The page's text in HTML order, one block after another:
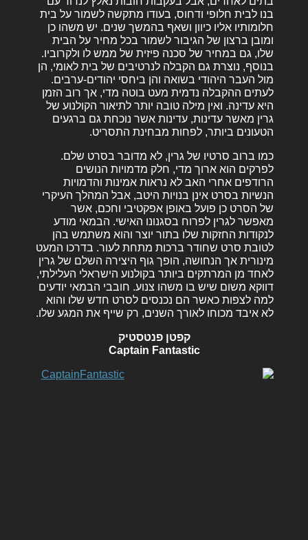
בנו לבית חלופי ודחוס, בעודו מתקשה לשמור על בית
חלומותיו אליו כיוון ושאף בהמשך שנים. יש משהו כן
ומובן ברצון של הגיבור לשמור בכל מחיר על הבית
שלו, גם במחיר של סכנה פיזית של ממש לו ולקרוביו.
בנוסף, נוצרת גם הקבלה לנרטיבים של בית לאומי, הן
מול העבר היהודי בשואה והן ביחסי יהודים-ערבים.
לעתים ההקבלה נדמית מעט בוטה מדי, אך רוב הזמן
היא עדינה. ואין מילה טובה יותר לתיאור הקולנוע של
גרין מאשר עדינות, עדינות אשר נוכחת גם ברגעים
הטעונים ביותר, לפחות מבחינת התסריט.
כמו ברוב סרטיו של גרין, לא מדובר בסרט שלם.
לפרקים הוא ארוך מדי, חלק מדמויות הנושים
הרודפים אחרי האב לא נראות אמינות והדמויות
הנשיות בסרט אינן בנויות היטב, אבל המהלך העיקרי
של הסרט כן פועל באופן אפקטיבי וחכם, אשר
מאפשר לגרין לפרוח בסגנונו האישי. הבמאי מודע
לנקודות החזקות שלו בתור יוצר והוא משתמש בהן
לטובת סרט שחודר ברכות מתחת לעור. בדרכו המעט
מינורית אך הנחושה, הופך גוף היצירה השלם של גרין
לאחד מן המרתקים ביותר בקולנוע הישראלי העלילתי,
דווקא משום שיש בו משהו צנוע. חובבי הבמאי יודעים
למה לצפות כאשר הם נכנסים לסרט חדש שלו והוא
לא איבד מכוחו לאורך השנים, רק שייף את המגע שלו.
קפטן פנטסטיק
Captain Fantastic